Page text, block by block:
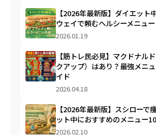
【2026年最新版】ダイエット
ウェイで頼むヘルシーメニュ
2026.01.19
【筋トレ民必見】マクドナル
クアップ）はあり？最強メニ
イド
2026.04.18
【2026年最新版】スシローで
ット中におすすめのメニュー
2026.02.10